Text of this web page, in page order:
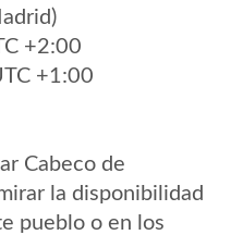
+2:00
+1:00
Cabeco de
la disponibilidad
pueblo o en los